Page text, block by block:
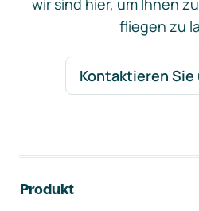
wir sind hier, um Ihnen
fliegen zu
Kontaktieren Sie
Produkt